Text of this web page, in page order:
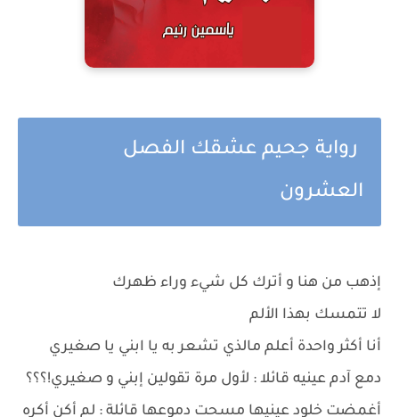
رواية جحيم عشقك الفصل
العشرون
إذهب من هنا و أترك كل شيء وراء ظهرك
لا تتمسك بهذا الألم
أنا أكثر واحدة أعلم مالذي تشعر به يا ابني يا صغيري
دمع آدم عينيه قائلا : لأول مرة تقولين إبني و صغيري!؟؟؟
أغمضت خلود عينيها مسحت دموعها قائلة : لم أكن أكره